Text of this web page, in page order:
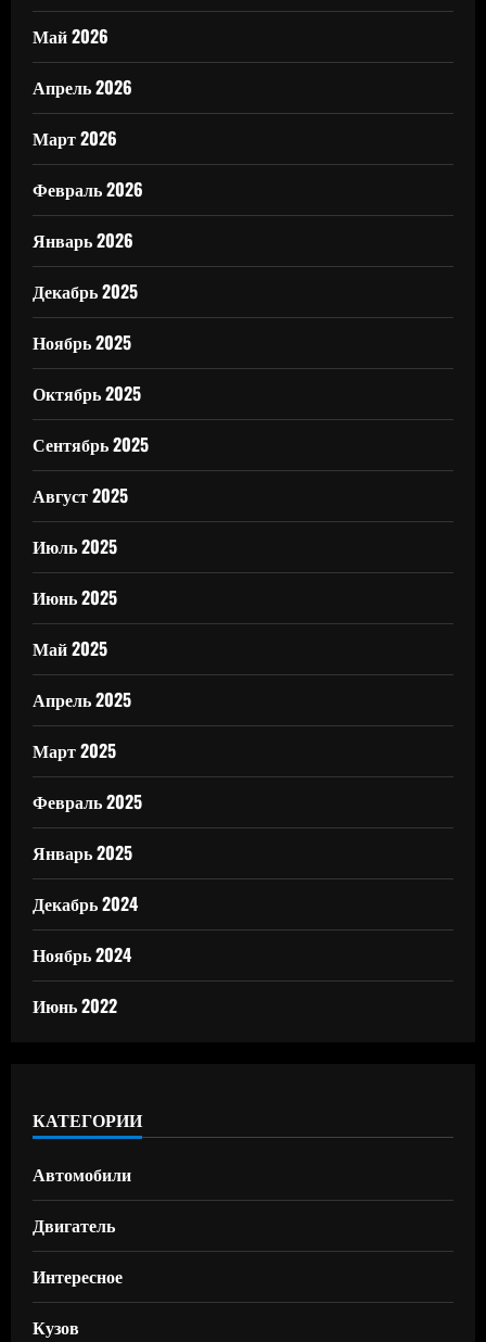
Май 2026
Апрель 2026
Март 2026
Февраль 2026
Январь 2026
Декабрь 2025
Ноябрь 2025
Октябрь 2025
Сентябрь 2025
Август 2025
Июль 2025
Июнь 2025
Май 2025
Апрель 2025
Март 2025
Февраль 2025
Январь 2025
Декабрь 2024
Ноябрь 2024
Июнь 2022
КАТЕГОРИИ
Автомобили
Двигатель
Интересное
Кузов